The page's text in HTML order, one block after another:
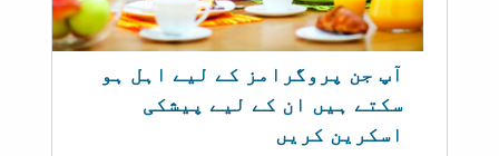
آپ جن پروگرامز کے لیے اہل ہو
سکتے ہیں ان کے لیے پیشکی
اسکرین کریں